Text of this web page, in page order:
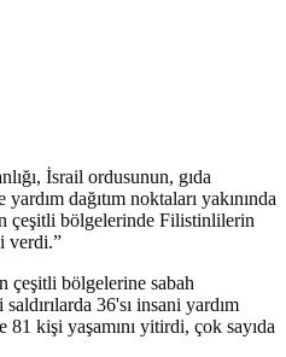
İsrail ordusunun, gıda
dağıtım noktaları yakınında
çeşitli bölgelerinde Filistinlilerin
verdi.”
çeşitli bölgelerine sabah
36'sı insani yardım
kişi yaşamını yitirdi, çok sayıda